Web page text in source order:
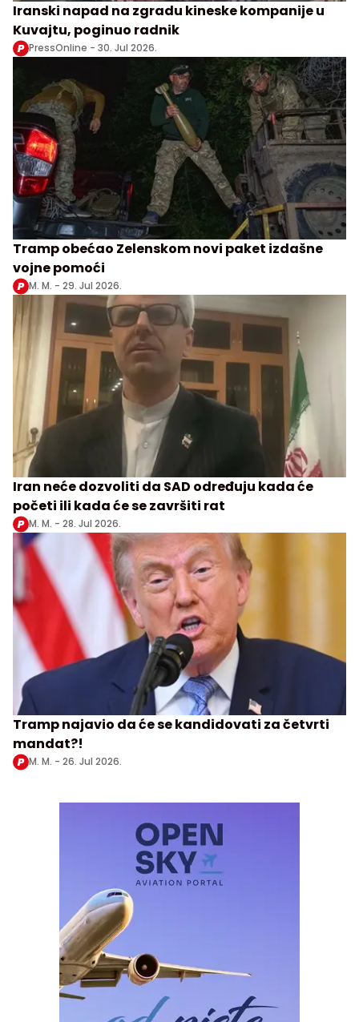
Iranski napad na zgradu kineske kompanije u
Kuvajtu, poginuo radnik
PressOnline - 30. Jul 2026.
Tramp obećao Zelenskom novi paket izdašne
vojne pomoći
M. M. - 29. Jul 2026.
Iran neće dozvoliti da SAD određuju kada će
početi ili kada će se završiti rat
M. M. - 28. Jul 2026.
Tramp najavio da će se kandidovati za četvrti
mandat?!
M. M. - 26. Jul 2026.